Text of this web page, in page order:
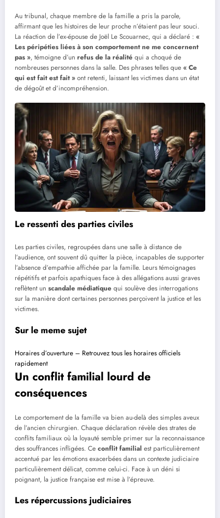
Au tribunal, chaque membre de la famille a pris la parole,
affirmant que les histoires de leur proche n’étaient pas leur souci.
La réaction de l’ex-épouse de Joël Le Scouarnec, qui a déclaré : «
Les péripéties liées à son comportement ne me concernent
pas », témoigne d’un refus de la réalité qui a choqué de
nombreuses personnes dans la salle. Des phrases telles que « Ce
qui est fait est fait » ont retenti, laissant les victimes dans un état
de dégoût et d’incompréhension.
Le ressenti des parties civiles
Les parties civiles, regroupées dans une salle à distance de
l’audience, ont souvent dû quitter la pièce, incapables de supporter
l’absence d’empathie affichée par la famille. Leurs témoignages
répétitifs et parfois apathiques face à des allégations aussi graves
reflètent un scandale médiatique qui soulève des interrogations
sur la manière dont certaines personnes perçoivent la justice et les
victimes.
Sur le meme sujet
Horaires d’ouverture – Retrouvez tous les horaires officiels
rapidement
Un conflit familial lourd de
conséquences
Le comportement de la famille va bien au-delà des simples aveux
de l’ancien chirurgien. Chaque déclaration révèle des strates de
conflits familiaux où la loyauté semble primer sur la reconnaissance
des souffrances infligées. Ce conflit familial est particulièrement
accentué par les émotions exacerbées dans un contexte judiciaire
particulièrement délicat, comme celui-ci. Face à un déni si
poignant, la justice française est mise à l’épreuve.
Les répercussions judiciaires